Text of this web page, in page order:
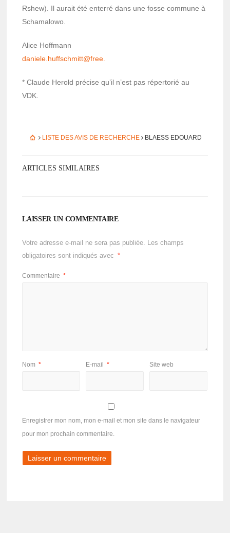
Rshew). Il aurait été enterré dans une fosse commune à
Scha­ma­lowo.
Alice Hoff­mann
daniele.huff­sch­mitt@­free.
* Claude Herold précise qu’il n’est pas réper­to­rié au
VDK.
LISTE DES AVIS DE RECHERCHE BLAESS EDOUARD
ARTICLES SIMILAIRES
LAISSER UN COMMENTAIRE
Votre adresse e-mail ne sera pas publiée. Les champs
obligatoires sont indiqués avec
*
Commentaire *
Nom * E-mail * Site web
Enregistrer mon nom, mon e-mail et mon site dans le navigateur
pour mon prochain commentaire.